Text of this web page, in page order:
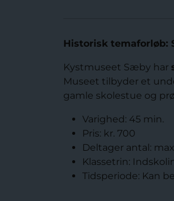
Historisk temaforløb:
Kystmuseet Sæby har
Museet tilbyder et
gamle skolestue og
Varighed: 45 min.
Pris: kr. 700
Deltager antal:
Klassetrin:
Tidsperiode: Kan